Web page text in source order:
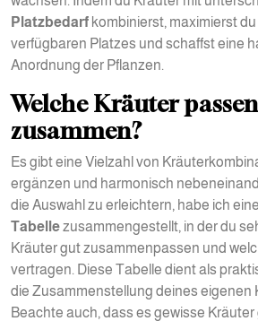
Platzbedarf kombinierst, maximierst
verfügbaren Platzes und schaffst eine
Anordnung der Pflanzen.
Welche Kräuter
zusammen?
Es gibt eine Vielzahl von
ergänzen und harmonisch
die Auswahl zu erleichtern, habe ich eine
Tabellezusammengestellt, in der du
Kräuter gut zusammenpassen und
vertragen. Diese Tabelle dient als
die Zusammenstellung deines eigenen
Beachte auch, dass es gewisse Kräuter